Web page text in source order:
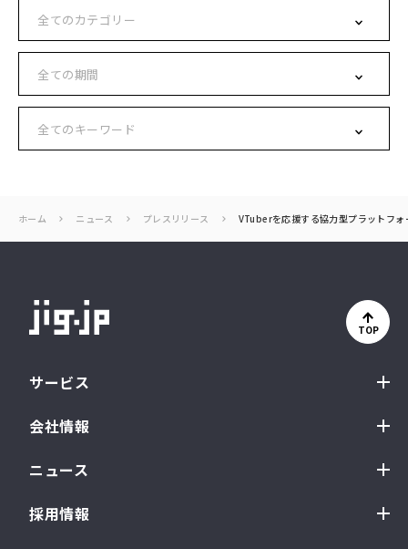
ホーム ニュース プレスリリース VTuberを応援する協力型プラットフォ
サービス
会社情報
ニュース
採用情報
TOP